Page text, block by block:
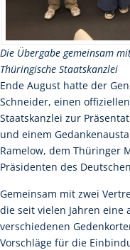
Die Übergabe gemeinsam
Thüringische Staatskanzlei
Ende August hatte der
Schneider, einen
Staatskanzlei zur
und einem
Ramelow, dem Thüringer
Präsidenten des
Gemeinsam mit zwei
die seit vielen Jahren eine
verschiedenen
Vorschläge für die